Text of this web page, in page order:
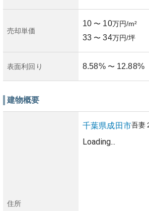
売却単価
10 〜 10万円/m²
33 〜 34万円/坪
表面利回り 8.58% 〜 12.88%
建物概要
住所
千葉県成田市吾妻
Loading...